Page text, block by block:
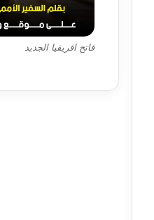
فاتح افريقيا الجديد